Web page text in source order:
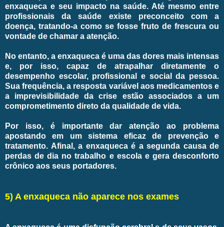
enxaqueca e seu impacto na saúde. Até mesmo entre
profissionais da saúde existe preconceito com a
doença, tratando-a como se fosse fruto de frescura ou
vontade de chamar a atenção.
No entanto, a enxaqueca é uma das dores mais intensas
e, por isso, capaz de atrapalhar diretamente o
desempenho escolar, profissional e social da pessoa.
Sua frequência, a resposta variável aos medicamentos e
a imprevisibilidade da crise estão associados a um
comprometimento direto da qualidade de vida.
Por isso, é importante dar atenção ao problema
apostando em um sistema eficaz de prevenção e
tratamento. Afinal, a enxaqueca é a segunda causa de
perdas de dia no trabalho e escola e gera desconforto
crônico aos seus portadores.
5) A enxaqueca não aparece nos exames